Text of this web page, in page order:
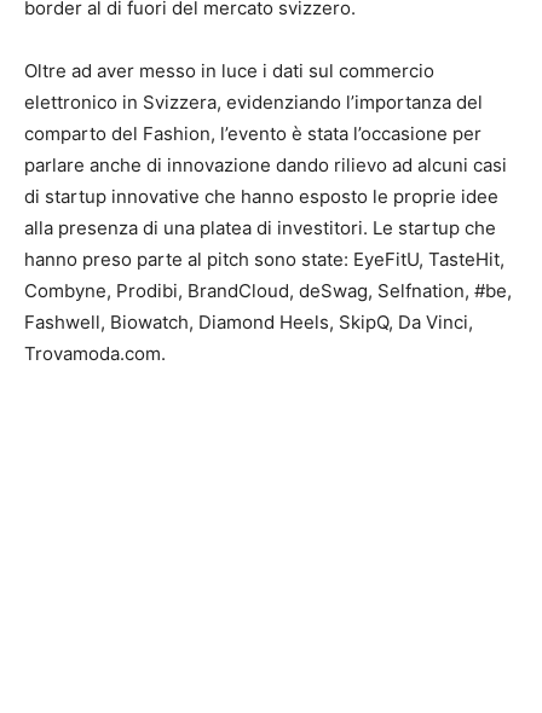
border al di fuori del mercato svizzero.
Oltre ad aver messo in luce i dati sul commercio
elettronico in Svizzera, evidenziando l’importanza del
comparto del Fashion, l’evento è stata l’occasione per
parlare anche di innovazione dando rilievo ad alcuni casi
di startup innovative che hanno esposto le proprie idee
alla presenza di una platea di investitori. Le startup che
hanno preso parte al pitch sono state: EyeFitU, TasteHit,
Combyne, Prodibi, BrandCloud, deSwag, Selfnation, #be,
Fashwell, Biowatch, Diamond Heels, SkipQ, Da Vinci,
Trovamoda.com.